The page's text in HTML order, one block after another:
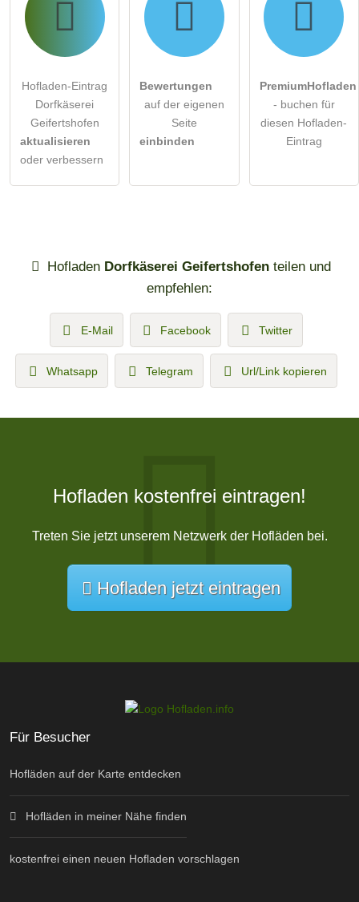
Hofladen-Eintrag
Dorfkäserei
Geifertshofen
aktualisieren
oder verbessern
Bewertungen
auf der eigenen
Seite
einbinden
PremiumHofladen
- buchen für
diesen Hofladen-
Eintrag
Hofladen Dorfkäserei Geifertshofenteilen und
empfehlen:
E-Mail Facebook Twitter
Whatsapp Telegram Url/Link kopieren
Hofladen kostenfrei eintragen!
Treten Sie jetzt unserem Netzwerk der Hofläden bei.
Hofladen jetzt eintragen
Für Besucher
Hofläden auf der Karte entdecken
Hofläden in meiner Nähe finden
kostenfrei einen neuen Hofladen vorschlagen